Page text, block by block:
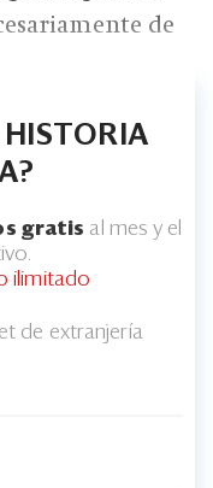
de
gratis al mes y el
ilimitado
de extranjería